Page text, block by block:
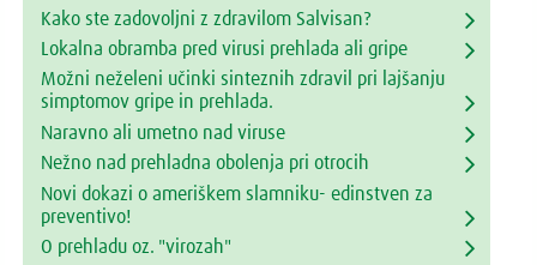
Kako ste zadovoljni z zdravilom Salvisan?
Lokalna obramba pred virusi prehlada ali gripe
Možni neželeni učinki sinteznih zdravil pri lajšanju
simptomov gripe in prehlada.
Naravno ali umetno nad viruse
Nežno nad prehladna obolenja pri otrocih
Novi dokazi o ameriškem slamniku- edinstven za
preventivo!
O prehladu oz. "virozah"